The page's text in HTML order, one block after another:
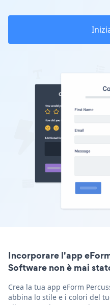
Incorporare l'app
Software non è mai
Crea la tua app eForm
abbina lo stile e i colori del